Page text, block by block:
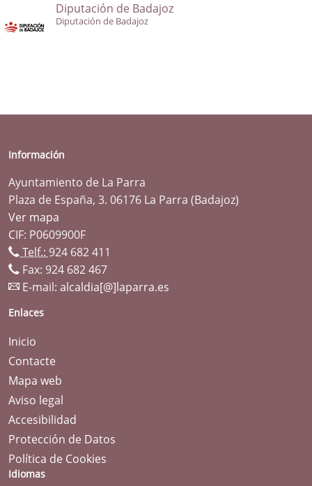
Diputación de Badajoz
Diputación de Badajoz
Información
Ayuntamiento de La Parra
Plaza de España, 3. 06176 La Parra (Badajoz)
Ver mapa
CIF: P0609900F
Telf.: 924 682 411
Fax: 924 682 467
E-mail: alcaldia[@]laparra.es
Enlaces
Inicio
Contacte
Mapa web
Aviso legal
Accesibilidad
Protección de Datos
Política de Cookies
Idiomas